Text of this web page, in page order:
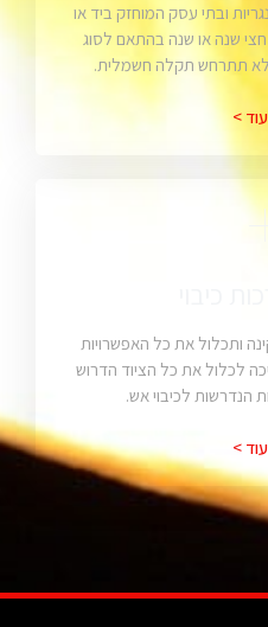
ובתי עסק המוחזק ביד או
חצי שנה או שנה בהתאם לסוג
לא תתרחש תקלה חשמלית.
>
כיבוי
ותכלול את כל האפשרויות
לכלול את כל הציוד הדרוש
הנדרשות לכיבוי אש.
>